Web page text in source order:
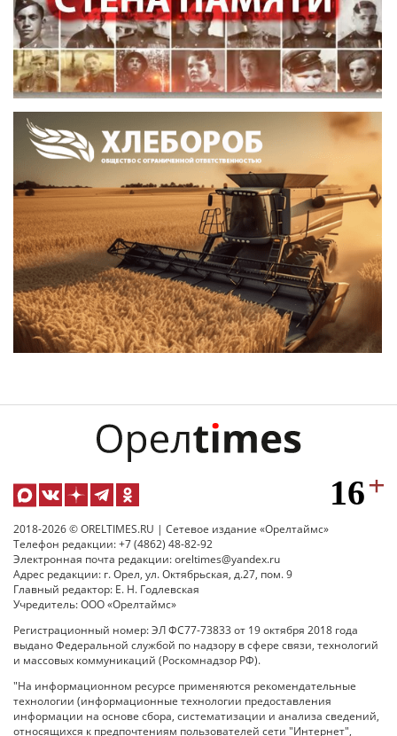
2018-2026 © ORELTIMES.RU | Сетевое издание «Орелтаймс»
Телефон редакции: +7 (4862) 48-82-92
Электронная почта редакции: oreltimes@yandex.ru
Адрес редакции: г. Орел, ул. Октябрьская, д.27, пом. 9
Главный редактор: Е. Н. Годлевская
Учредитель: ООО «Орелтаймс»
Регистрационный номер: ЭЛ ФС77-73833 от 19 октября 2018 года
выдано Федеральной службой по надзору в сфере связи, технологий
и массовых коммуникаций (Роскомнадзор РФ).
"На информационном ресурсе применяются рекомендательные
технологии (информационные технологии предоставления
информации на основе сбора, систематизации и анализа сведений,
относящихся к предпочтениям пользователей сети "Интернет",